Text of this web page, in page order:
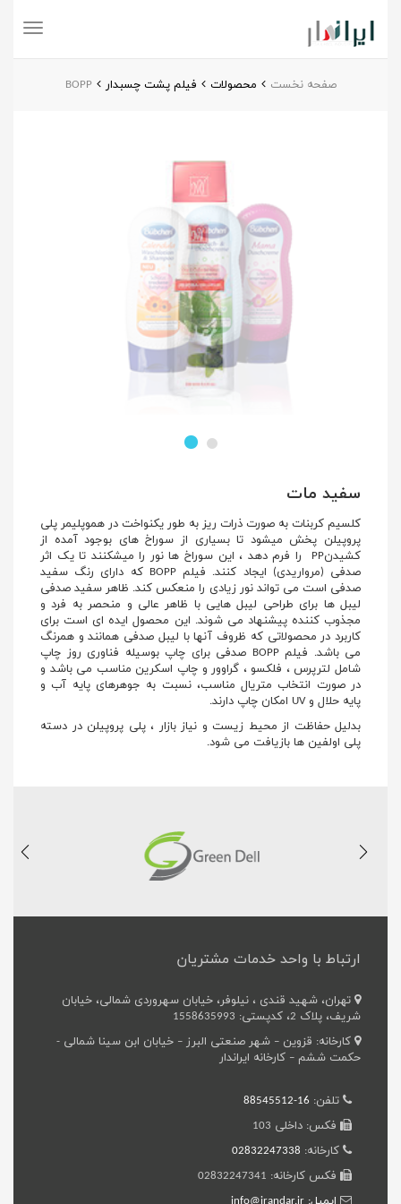
Toggle
صفحه نخست محصولات فیلم پشت چسبدار BOPP
سفید مات
کلسیم کربنات به صورت ذرات ریز به طور یکنواخت در هموپلیمر پلی
پروپیلن پخش میشود تا بسیاری از سوراخ های بوجود آمده از
کشیدنPP را فرم دهد ، این سوراخ ها نور را میشکنند تا یک اثر
صدفی (مرواریدی) ایجاد کنند. فیلم BOPP که دارای رنگ سفید
صدفی است می تواند نور زیادی را منعکس کند. ظاهر سفید صدفی
لیبل ها برای طراحی لیبل هایی با ظاهر عالی و منحصر به فرد و
مجذوب کننده پیشنهاد می شوند. این محصول ایده ای است برای
کاربرد در محصولاتی که ظروف آنها با لیبل صدفی همانند و همرنگ
می باشد. فیلم BOPP صدفی برای چاپ بوسیله فناوری روز چاپ
شامل لترپرس ، فلکسو ، گراوور و چاپ اسکرین مناسب می باشد و
در صورت انتخاب متریال مناسب، نسبت به جوهرهای پایه آب و
پایه حلال و UV امکان چاپ دارند.
بدلیل حفاظت از محیط زیست و نیاز بازار ، پلی پروپیلن در دسته
پلی اولفین ها بازیافت می شود.
ارتباط با واحد خدمات مشتریان
تهران، شهید قندی ، نیلوفر، خیابان سهروردی شمالی، خیابان
شریف، پلاک 2، کدپستی: 1558635993
کارخانه: قزوین – شهر صنعتی البرز – خیابان ابن سینا شمالی -
حکمت ششم – کارخانه ایراندار
تلفن: 16-88545512
فکس: داخلی 103
کارخانه: 02832247338
فکس کارخانه: 02832247341